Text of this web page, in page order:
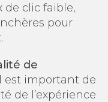
de clic faible,
pour
de
est important de
de l’expérience